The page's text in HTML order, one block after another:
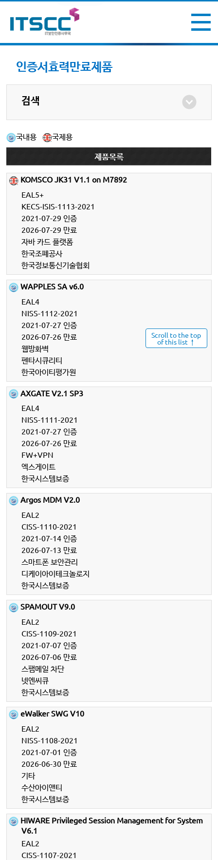
인증서효력만료제품
검색
국내용 국제용
제품목록
KOMSCO JK31 V1.1 on M7892
EAL5+
KECS-ISIS-1113-2021
2021-07-29 인증
2026-07-29 만료
자바 카드 플랫폼
한국조폐공사
한국정보통신기술협회
WAPPLES SA v6.0
EAL4
NISS-1112-2021
2021-07-27 인증
2026-07-26 만료
웹방화벽
펜타시큐리티
한국아이티평가원
AXGATE V2.1 SP3
EAL4
NISS-1111-2021
2021-07-27 인증
2026-07-26 만료
FW+VPN
엑스게이트
한국시스템보증
Argos MDM V2.0
EAL2
CISS-1110-2021
2021-07-14 인증
2026-07-13 만료
스마트폰 보안관리
디케이아이테크놀로지
한국시스템보증
SPAMOUT V9.0
EAL2
CISS-1109-2021
2021-07-07 인증
2026-07-06 만료
스팸메일 차단
넷엔씨큐
한국시스템보증
eWalker SWG V10
EAL2
NISS-1108-2021
2021-07-01 인증
2026-06-30 만료
기타
수산아이앤티
한국시스템보증
HIWARE Privileged Session Management for System
V6.1
EAL2
CISS-1107-2021
Scroll to the top
of this list ↑